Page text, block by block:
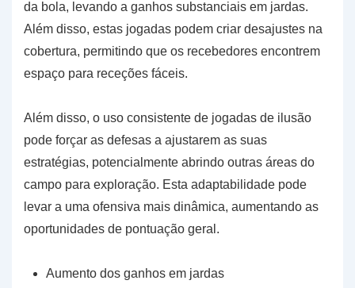
da bola, levando a ganhos substanciais em jardas.
Além disso, estas jogadas podem criar desajustes na
cobertura, permitindo que os recebedores encontrem
espaço para receções fáceis.
Além disso, o uso consistente de jogadas de ilusão
pode forçar as defesas a ajustarem as suas
estratégias, potencialmente abrindo outras áreas do
campo para exploração. Esta adaptabilidade pode
levar a uma ofensiva mais dinâmica, aumentando as
oportunidades de pontuação geral.
Aumento dos ganhos em jardas